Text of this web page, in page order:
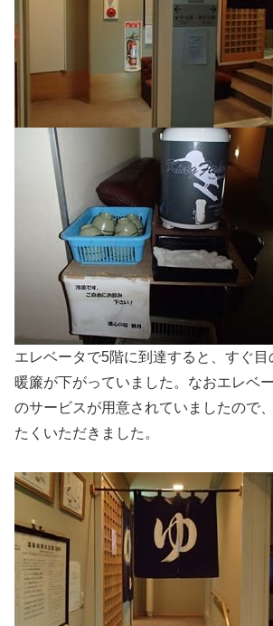
エレベータで5階に到達すると、すぐ
暖簾が下がっていました。なおエレベ
のサービスが用意されていましたので
たくいただきました。